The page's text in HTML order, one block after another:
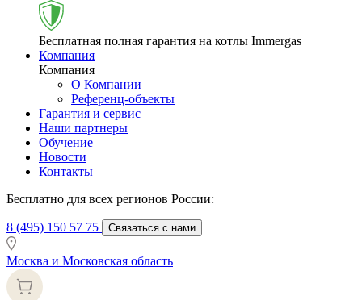
Бесплатная полная гарантия на котлы Immergas
Компания
Компания
О Компании
Референц-объекты
Гарантия и сервис
Наши партнеры
Обучение
Новости
Контакты
Бесплатно для всех регионов России:
8 (495) 150 57 75 Связаться с нами
Москва и Московская область